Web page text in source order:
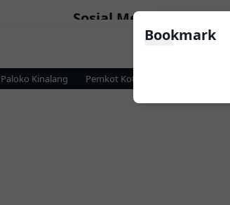
Sosial Media
Kinalang Pemkot Kotamobagu dan KPP
Bookmark